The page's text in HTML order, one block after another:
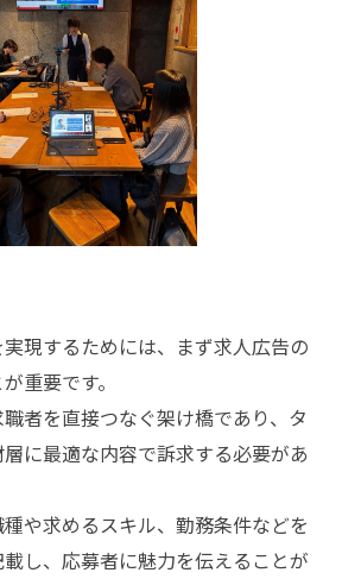
現するためには、まず求人広告の
重要です。
者を直接つなぐ架け橋であり、タ
に最適な内容で訴求する必要があ
や求めるスキル、勤務条件などを
し、応募者に魅力を伝えることが